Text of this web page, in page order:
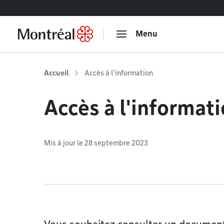
Menu
Accueil Accès à l'information
Accès à
Mis à jour le 28 septembre 2023